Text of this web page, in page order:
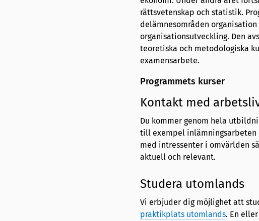
rättsvetenskap och statistik.
delämnesområden
organisationsutveckling. Den
teoretiska och metodologiska
examensarbete.
Programmets kurser
Kontakt med
Du kommer genom hela
till exempel inlämningsarbeten
med intressenter i omvärlden
aktuell och relevant.
Studera utomlands
Vi erbjuder dig möjlighet att
praktikplats utomlands. En